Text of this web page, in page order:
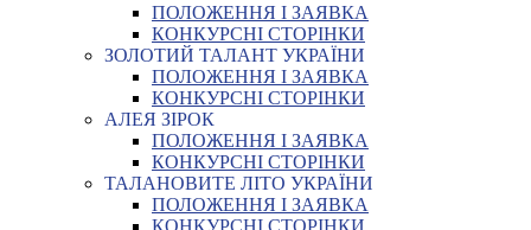
ПОЛОЖЕННЯ І ЗАЯВКА
КОНКУРСНІ СТОРІНКИ
ЗОЛОТИЙ ТАЛАНТ УКРАЇНИ
ПОЛОЖЕННЯ І ЗАЯВКА
КОНКУРСНІ СТОРІНКИ
АЛЕЯ ЗІРОК
ПОЛОЖЕННЯ І ЗАЯВКА
КОНКУРСНІ СТОРІНКИ
ТАЛАНОВИТЕ ЛІТО УКРАЇНИ
ПОЛОЖЕННЯ І ЗАЯВКА
КОНКУРСНІ СТОРІНКИ